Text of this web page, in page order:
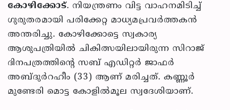
കോഴിക്കോട്. നിയന്ത്രണം വിട്ട വാഹനമിടിച്ച്
ഗുരുതരമായി പരിക്കേറ്റ മാധ്യമപ്രവര്‍ത്തകന്‍
അന്തരിച്ചു. കോഴിക്കോട്ടെ സ്വകാര്യ
ആശുപത്രിയില്‍ ചികിത്സയിലായിരുന്ന സിറാജ്
ദിനപത്രത്തിന്റെ സബ് എഡിറ്റര്‍ ജാഫര്‍
അബ്ദുര്‍റഹീം (33) ആണ് മരിച്ചത്. കണ്ണൂര്‍
മുണ്ടേരി മൊട്ട കോളില്‍മൂല സ്വദേശിയാണ്.